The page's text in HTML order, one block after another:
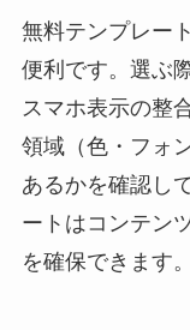
無料テンプレー
便利です。選ぶ
スマホ表示の整
領域（色・フォ
あるかを確認し
ートはコンテン
を確保できます。